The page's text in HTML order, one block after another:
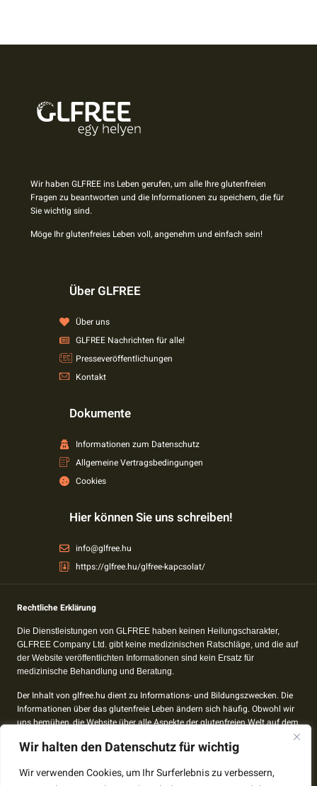
Wir halten den Datenschutz für wichtig
Wir verwenden Cookies, um Ihr Surferlebnis zu verbessern,
Wir haben GLFREE ins Leben gerufen, um alle Ihre glutenfreien
Fragen zu beantworten und die Informationen zu speichern, die für
Sie wichtig sind.
Möge Ihr glutenfreies Leben voll, angenehm und einfach sein!
Über GLFREE
Über uns
GLFREE Nachrichten für alle!
Presseveröffentlichungen
Kontakt
Dokumente
Informationen zum Datenschutz
Allgemeine Vertragsbedingungen
Cookies
Hier können Sie uns schreiben!
info@glfree.hu
https://glfree.hu/glfree-kapcsolat/
Rechtliche Erklärung
Die Dienstleistungen von GLFREE haben keinen Heilungscharakter,
GLFREE Company Ltd. gibt keine medizinischen Ratschläge, und die auf
der Website veröffentlichten Informationen sind kein Ersatz für
medizinische Behandlung und Beratung.
Der Inhalt von glfree.hu dient zu Informations- und Bildungszwecken. Die
Informationen über das glutenfreie Leben ändern sich häufig. Obwohl wir
uns bemühen, die Website über alle Aspekte der glutenfreien Welt auf dem
Ihre Gesundheitspläne immer mit Ihrem Arzt besprechen.